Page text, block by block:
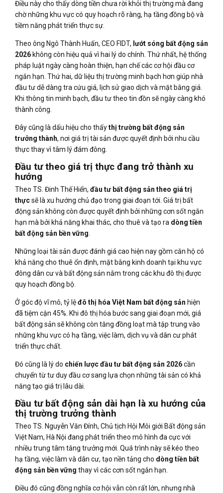
Điều này cho thấy dòng tiền chưa rời khỏi thị trường mà đang
chờ những khu vực có quy hoạch rõ ràng, hạ tầng đồng bộ và
tiềm năng phát triển thực sự.
Theo ông Ngô Thành Huấn, CEO FIDT, lướt sóng bất động sản
2026 không còn hiệu quả vì hai lý do chính. Thứ nhất, hệ thống
pháp luật ngày càng hoàn thiện, hạn chế các cơ hội đầu cơ
ngắn hạn. Thứ hai, dữ liệu thị trường minh bạch hơn giúp nhà
đầu tư dễ dàng tra cứu giá, lịch sử giao dịch và mặt bằng giá.
Khi thông tin minh bạch, đầu tư theo tin đồn sẽ ngày càng khó
thành công.
Đây cũng là dấu hiệu cho thấythị trường bất động sản
trưởng thành, nơi giá trị tài sản được quyết định bởi nhu cầu
thực thay vì tâm lý đám đông.
Đầu tư theo giá trị thực đang trở thành xu
hướng
Theo TS. Đinh Thế Hiển, đầu tư bất động sản theo giá trị
thựcsẽ là xu hướng chủ đạo trong giai đoạn tới. Giá trị bất
động sản không còn được quyết định bởi những cơn sốt ngắn
hạn mà bởi khả năng khai thác, cho thuê và tạo ra dòng tiền
bất động sản bền vững.
Những loại tài sản được đánh giá cao hiện nay gồm căn hộ có
khả năng cho thuê ổn định, mặt bằng kinh doanh tại khu vực
đông dân cư và bất động sản nằm trong các khu đô thị được
quy hoạch đồng bộ.
Ở góc độ vĩ mô, tỷ lệđô thị hóa Việt Nam bất động sản hiện
đã tiệm cận 45%. Khi đô thị hóa bước sang giai đoạn mới, giá
bất động sản sẽ không còn tăng đồng loạt mà tập trung vào
những khu vực có hạ tầng, việc làm, dịch vụ và dân cư phát
triển thực chất.
Đó cũng là lý do chiến lược đầu tư bất động sản 2026cần
chuyển từ tư duy đầu cơ sang lựa chọn những tài sản có khả
năng tạo giá trị lâu dài.
Đầu tư bất động sản dài hạn là xu hướng của
thị trường trưởng thành
Theo TS. Nguyễn Văn Đính, Chủ tịch Hội Môi giới Bất động sản
Việt Nam, Hà Nội đang phát triển theo mô hình đa cực với
nhiều trung tâm tăng trưởng mới. Quá trình này sẽ kéo theo
hạ tầng, việc làm và dân cư, tạo nền tảng cho dòng tiền bất
động sản bền vững thay vì các cơn sốt ngắn hạn.
Điều đó cũng đồng nghĩa cơ hội vẫn còn rất lớn, nhưng nhà